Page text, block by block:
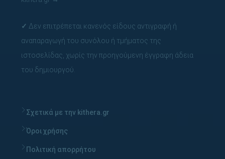
✓ Δεν επιτρέπεται κανενός είδους αντιγραφή ή
αναπαραγωγή του συνόλου ή τμήματος της
ιστοσελίδας, χωρίς την προηγούμενη έγγραφη άδεια
του δημιουργού.
Σχετικά με την kithera.gr
Όροι χρήσης
Πολιτική απορρήτου